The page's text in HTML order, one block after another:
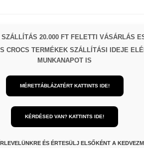
SZÁLLÍTÁS 20.000 FT FELETTI VÁSÁRLÁS
CROCS TERMÉKEK SZÁLLÍTÁSI IDEJE
MUNKANAPOT IS
MÉRETTÁBLÁZATÉRT KATTINTS IDE!
KÉRDÉSED VAN? KATTINTS IDE!
ÉS ÉRTESÜLJ ELSŐKÉNT A